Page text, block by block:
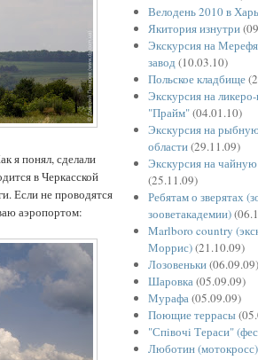
я понял, сделали
в Черкасской
Если не проводятся
аэропортом:
Велодень 2010 в
Якитория изнутри
Экскурсия на
завод (10.03.10)
Польское кладбище
Экскурсия на
"Прайм"(04.01.10)
Экскурсия на
области(29.11.09)
Экскурсия на
(25.11.09)
Ребятам о зверятах
зооветакадемии)
Marlboro country
Моррис)(21.10.09)
Лозовеньки(06.09.09)
Шаровка(05.09.09)
Мурафа(05.09.09)
Поющие террасы
"Спiвочi Тераси"
Люботин (мотокросс)